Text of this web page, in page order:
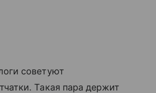
советуют
Такая пара держит